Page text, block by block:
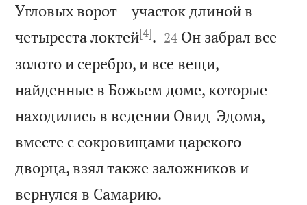
Угловых ворот – участок длиной в
четыреста локтей[4]. 

24 Он забрал все
золото и серебро, и все вещи,
найденные в Божьем доме, которые
находились в ведении Овид-Эдома,
вместе с сокровищами царского
дворца, взял также заложников и
вернулся в Самарию.